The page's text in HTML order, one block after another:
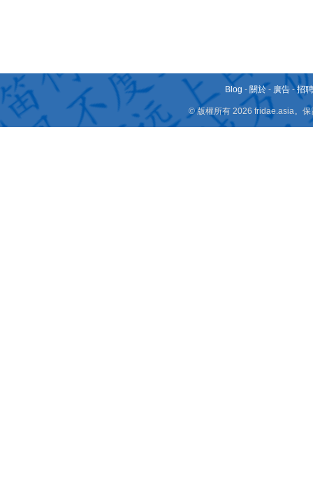
Blog - 關於 - 廣告 -招
© 版權所有 2026 fridae.asia。